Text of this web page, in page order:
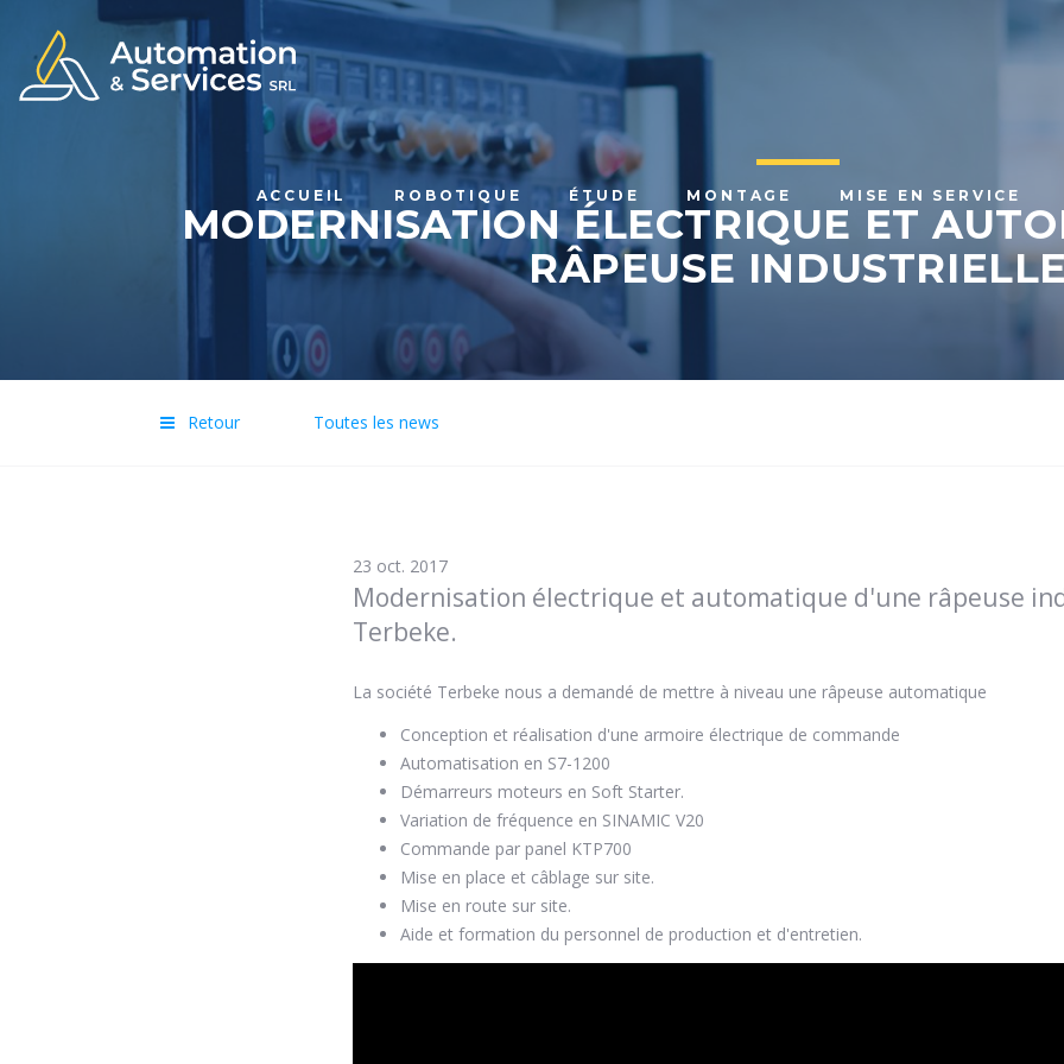
ACCUEIL ROBOTIQUE ÉTUDE MONTAGE MISE EN SERVICE
MODERNISATION ÉLECTRIQUE ET
RÂPEUSE INDUSTRIELLE
Retour Toutes les news
23 oct. 2017
Modernisation électrique et automatique d'une râpeuse
Terbeke.
La société Terbeke nous a demandé de mettre à niveau une râpeuse automatique
Conception et réalisation d'une armoire électrique de commande
Automatisation en S7-1200
Démarreurs moteurs en Soft Starter.
Variation de fréquence en SINAMIC V20
Commande par panel KTP700
Mise en place et câblage sur site.
Mise en route sur site.
Aide et formation du personnel de production et d'entretien.